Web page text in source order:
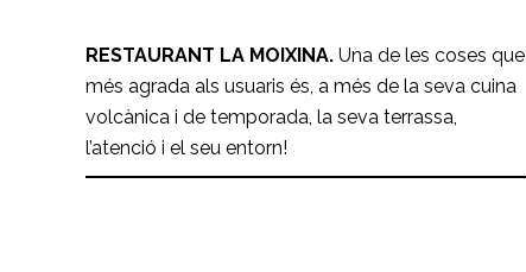
RESTAURANT LA MOIXINA. Una de les coses que
més agrada als usuaris és, a més de la seva cuina
volcànica i de temporada, la seva terrassa,
l’atenció i el seu entorn!